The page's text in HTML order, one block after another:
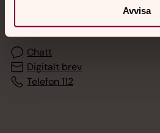
Avvisa
med en präst på kvällar och nätter.
Chatt
Digitalt brev
Telefon 112